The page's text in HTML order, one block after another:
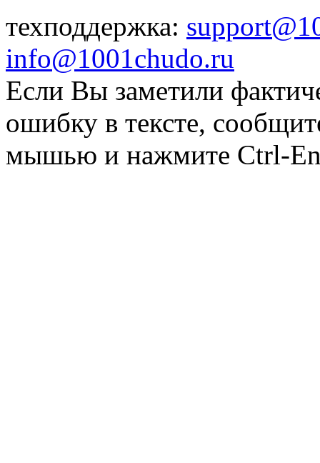
техподдержка:
info@1001chudo.ru
Если Вы заметили
ошибку в тексте,
мышью и нажмите Ctrl-